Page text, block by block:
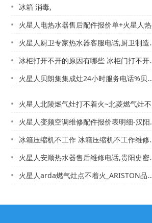
冰箱 消毒,
火星人电热水器售后配件报价单+火星人热水器牌子好吗最新发布
火星人厨卫专家热水器客服电话,厨卫制造之家热水器售后服务%
冰柜打开不开的原因有哪些 冰柜门打不开怎么办@冰柜打冷怎么处理
火星人贝朗集集成灶24小时服务电话%贝朗燃气灶哒哒声打不着火怎么办
火星人北陵燃气灶打不着火~北菱燃气灶不着火
火星人变频空调维修配件报价表明细-汉阳火星人变频空调最新发布
冰箱压缩机不工作 冰箱压缩机不工作维修方法_冰箱压缩机不工作是什么原因 ？冰箱压...
火星人安顺热水器售后维修电话,贵阳史密斯热水器专卖店电话）安顺市热水器修理电话,...
火星人arda燃气灶点不着火_ARISTON品牌热水器服务电话,ariston热...